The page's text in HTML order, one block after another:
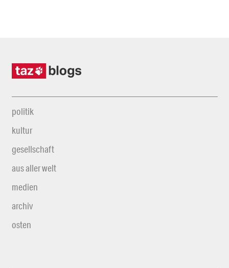
politik
kultur
gesellschaft
aus aller welt
medien
archiv
osten